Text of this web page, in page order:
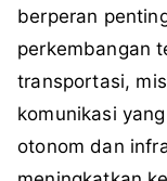
berperan
perkembangan
transportasi,
komunikasi
otonom dan